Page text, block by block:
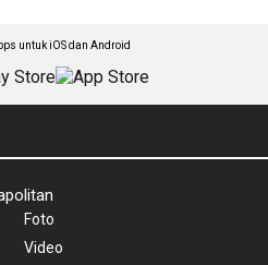
untuk iOS dan Android
Foto
Video